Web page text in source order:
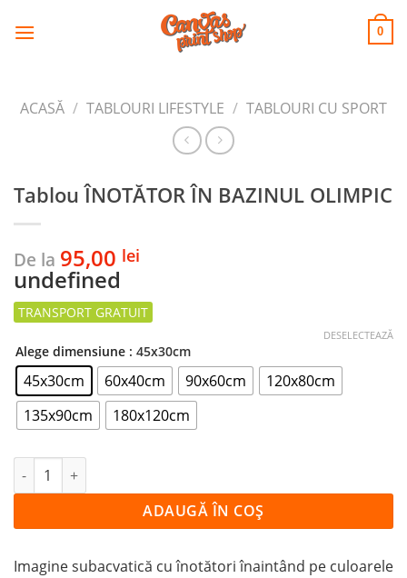
CANVAS
PRINT SHOP 0
ACASĂ / TABLOURI LIFESTYLE / TABLOURI CU SPORT
Tablou ÎNOTĂTOR ÎN BAZINUL OLIMPIC
De la 95,00 lei
undefined
Alege dimensiune : 45x30cm
45x30cm 60x40cm 90x60cm
120x80cm
135x90cm
180x120cm
DESELECTEAZĂ
Cantitate Tablou ÎNOTĂTOR ÎN BAZINUL OLIMPIC
ADAUGĂ ÎN COȘ
Imagine subacvatică cu înotători înaintând pe culoarele